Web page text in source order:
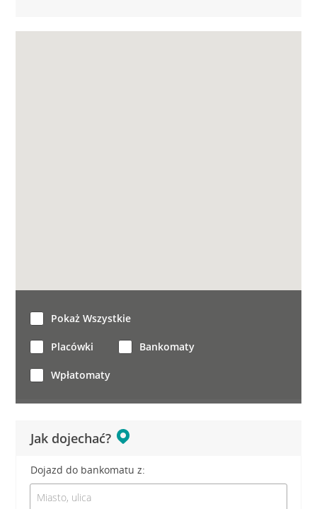
Jak dojechać?
Dojazd do bankomatu z:
Pokaż Wszystkie
Placówki Bankomaty
Wpłatomaty